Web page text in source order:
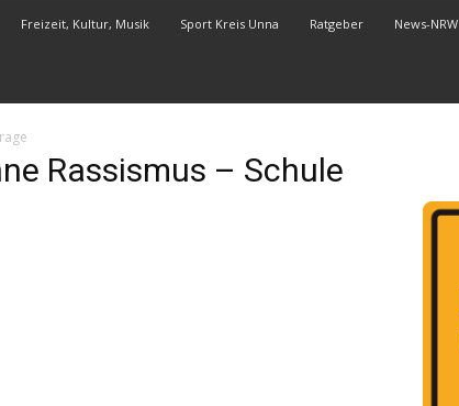
Freizeit, Kultur, Musik Sport Kreis Unna Ratgeber News-NRW
Rassismus – Schule